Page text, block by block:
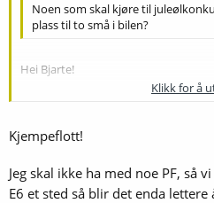
Noen som skal kjøre til
plass til to små i bilen?
Hei Bjarte!
bortom og plukke deg opp hvis du
-- Tobias
Klikk for å
Kjempeflott!
Jeg skal ikke ha med noe PF, så
E6 et sted så blir det enda lettere